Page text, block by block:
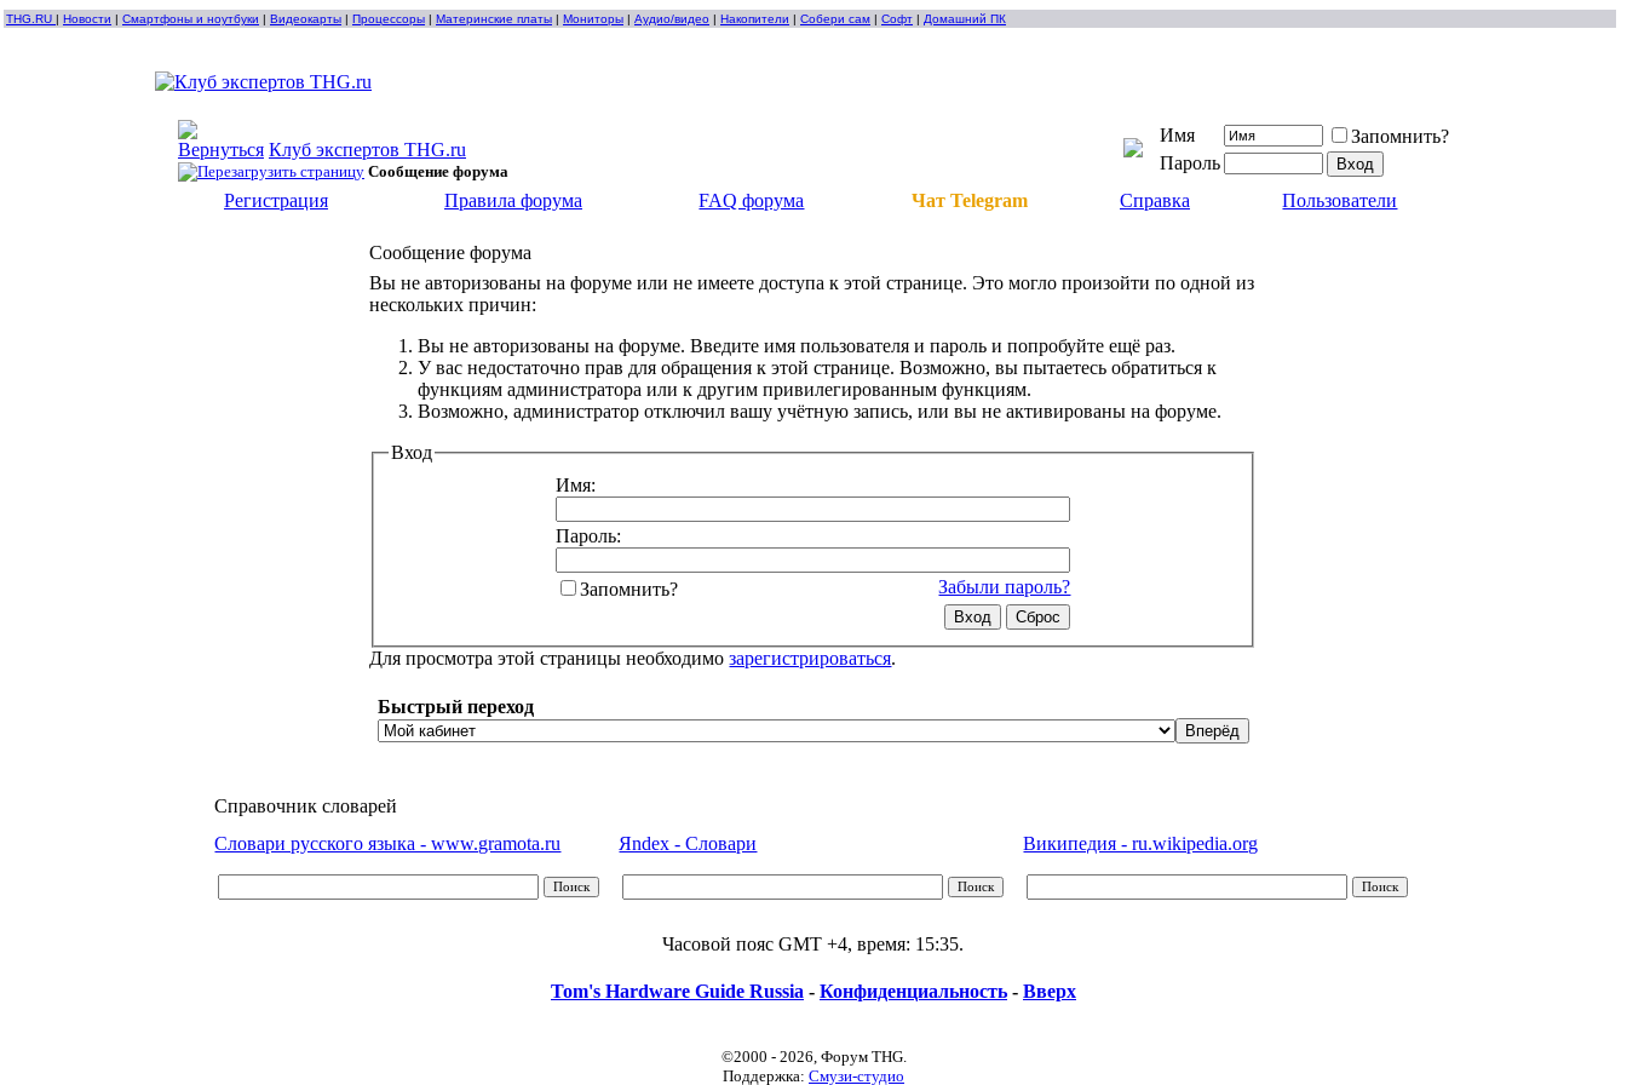
THG.RU | Новости | Смартфоны и ноутбуки | Видеокарты | Процессоры | Материнские платы | Мониторы | Аудио/видео | Накопители | Собери сам | Софт | Домашний ПК
Клуб экспертов THG.ru
Сообщение форума
Имя
Запомнить?
Пароль
Регистрация
Правила форума FAQ форума Чат Telegram Справка Пользователи
Сообщение форума
Вы не авторизованы на форуме или не имеете доступа к этой странице. Это могло произойти по одной из
нескольких причин:
Вы не авторизованы на форуме. Введите имя пользователя и пароль и попробуйте ещё раз.
У вас недостаточно прав для обращения к этой странице. Возможно, вы пытаетесь обратиться к
функциям администратора или к другим привилегированным функциям.
Возможно, администратор отключил вашу учётную запись, или вы не активированы на форуме.
Вход
Имя:
Пароль:
Забыли пароль?
Запомнить?
Для просмотра этой страницы необходимозарегистрироваться.
Быстрый переход
Справочник словарей
Словари русского языка - www.gramota.ru
Яndex - Словари Википедия - ru.wikipedia.org
Часовой пояс GMT +4, время: 15:35.
Tom's Hardware Guide Russia - Конфиденциальность - Вверх
©2000 - 2026, Форум THG.
Поддержка: Смузи-студио